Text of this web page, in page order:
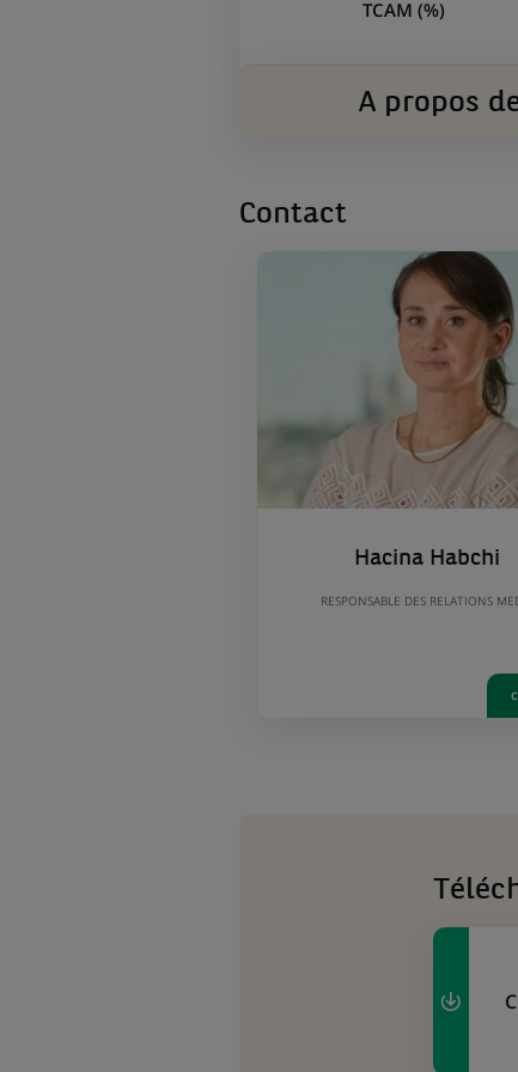
TCAM (%)
A propos
Contact
Hacina Habchi
RESPONSABLE DES RELATIONS
(Ce